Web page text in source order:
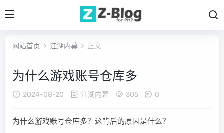
网站首页 > 江湖内幕 > 正文
为什么游戏账号仓库多
2024-08-20 江湖内幕 305 0
为什么游戏账号仓库多？这背后的原因是什么？